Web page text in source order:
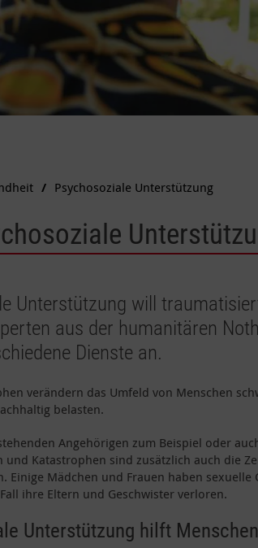
Psychosoziale Unterstützung
Unterstützung will
aus der humanitären
Dienste an.
verändern das Umfeld von Menschen
belasten.
Angehörigen zum Beispiel oder
und Katastrophen sind zusätzlich auch die
Einige Mädchen und Frauen haben
ihre Eltern und Geschwister verloren.
Unterstützung hilft